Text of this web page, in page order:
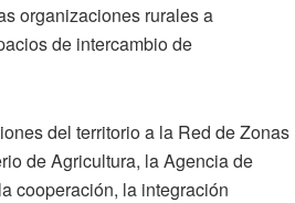
organizaciones rurales a
de intercambio de
del territorio a la Red de Zonas
de Agricultura, la Agencia de
cooperación, la integración